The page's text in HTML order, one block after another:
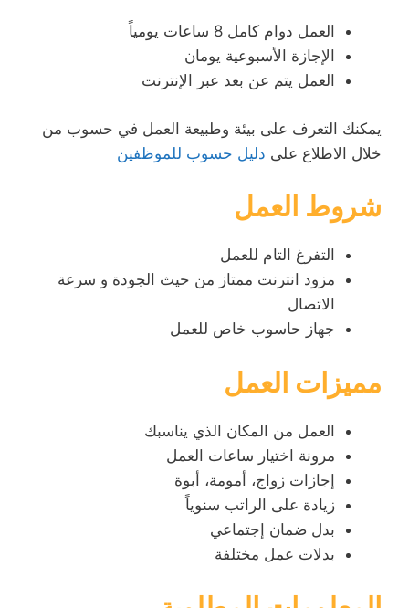
العمل دوام كامل 8 ساعات يومياً
الإجازة الأسبوعية يومان
العمل يتم عن بعد عبر الإنترنت
يمكنك التعرف على بيئة وطبيعة العمل في حسوب من
خلال الاطلاع على دليل حسوب للموظفين
شروط العمل
التفرغ التام للعمل
مزود انترنت ممتاز من حيث الجودة و سرعة
الاتصال
جهاز حاسوب خاص للعمل
مميزات العمل
العمل من المكان الذي يناسبك
مرونة اختيار ساعات العمل
إجازات زواج، أمومة، أبوة
زيادة على الراتب سنوياً
بدل ضمان إجتماعي
بدلات عمل مختلفة